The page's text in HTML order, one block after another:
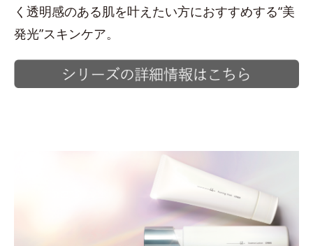
く透明感のある肌を叶えたい方におすすめする“美
発光”スキンケア。